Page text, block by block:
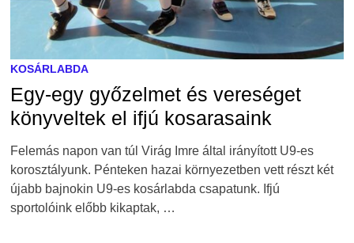
KOSÁRLABDA
Egy-egy győzelmet és vereséget
könyveltek el ifjú kosarasaink
Felemás napon van túl Virág Imre által irányított U9-es
korosztályunk. Pénteken hazai környezetben vett részt két
újabb bajnokin U9-es kosárlabda csapatunk. Ifjú
sportolóink előbb kikaptak, …